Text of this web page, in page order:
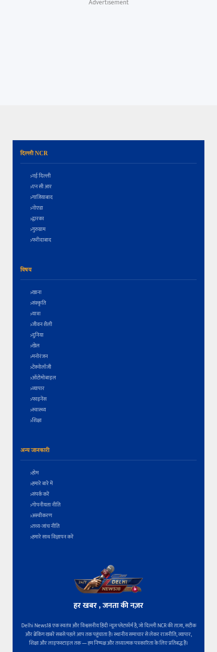
Advertisement
दिल्ली NCR
नई दिल्ली
एन सी आर
गाजियाबाद
नोएडा
द्वारका
गुरुग्राम
फरीदाबाद
विषय
खाना
संस्कृति
यात्रा
जीवन शैली
दुनिया
खेल
मनोरंजन
टेक्नोलॉजी
ऑटोमोबाइल
व्यापार
फाइनेंस
स्वास्थ्य
शिक्षा
अन्य जानकारी
होम
हमारे बारे में
संपर्क करें
गोपनीयता नीति
अस्वीकरण
तथ्य-जांच नीति
हमारे साथ विज्ञापन करें
हर खबर , जनता की नज़र
Delhi News18 एक स्वतंत्र और विश्वसनीय हिंदी न्यूज़ प्लेटफ़ॉर्म है, जो दिल्ली NCR की ताज़ा, सटीक
और ब्रेकिंग खबरें सबसे पहले आप तक पहुंचाता है। स्थानीय समाचार से लेकर राजनीति, व्यापार,
शिक्षा और लाइफस्टाइल तक — हम निष्पक्ष और तथ्यात्मक पत्रकारिता के लिए प्रतिबद्ध हैं।